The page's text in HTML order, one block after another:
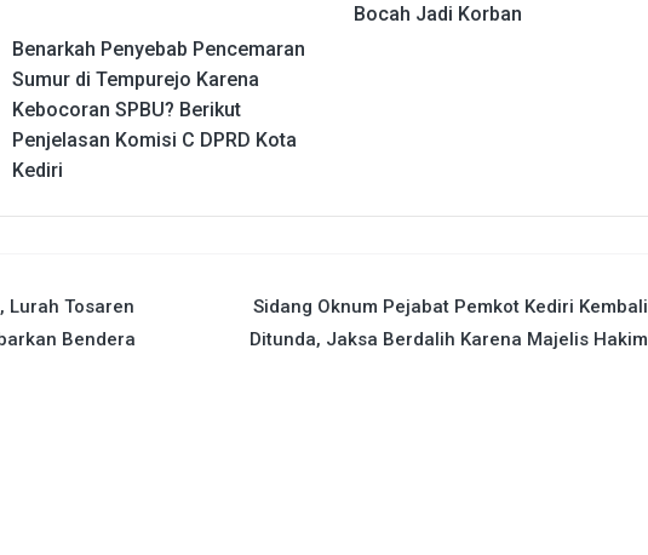
Benarkah Penyebab Pencemaran
Sumur di Tempurejo Karena
Kebocoran SPBU? Berikut
Penjelasan Komisi C DPRD Kota
Kediri
Bocah Jadi Korban
Lurah Tosaren
Bendera
Sidang Oknum Pejabat Pemkot Kediri Kembali
Ditunda, Jaksa Berdalih Karena Majelis Hakim